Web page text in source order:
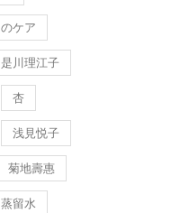
ケア
是川理江子
杏
浅見悦子
菊地壽惠
蒸留水